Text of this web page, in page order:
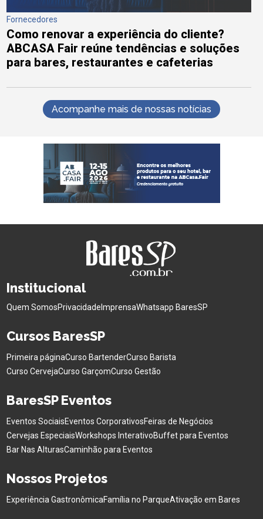
Fornecedores
Como renovar a experiência do cliente?
ABCASA Fair reúne tendências e soluções
para bares, restaurantes e cafeterias
Acompanhe mais de nossas notícias
Institucional
Quem SomosPrivacidade ImprensaWhatsapp BaresSP
Cursos BaresSP
Primeira páginaCurso BartenderCurso Barista
Curso CervejaCurso GarçomCurso Gestão
BaresSP Eventos
Eventos SociaisEventos CorporativosFeiras de Negócios
Cervejas EspeciaisWorkshops InterativoBuffet para Eventos
Bar Nas AlturasCaminhão para Eventos
Nossos Projetos
Experiência GastronômicaFamília no ParqueAtivação em Bares